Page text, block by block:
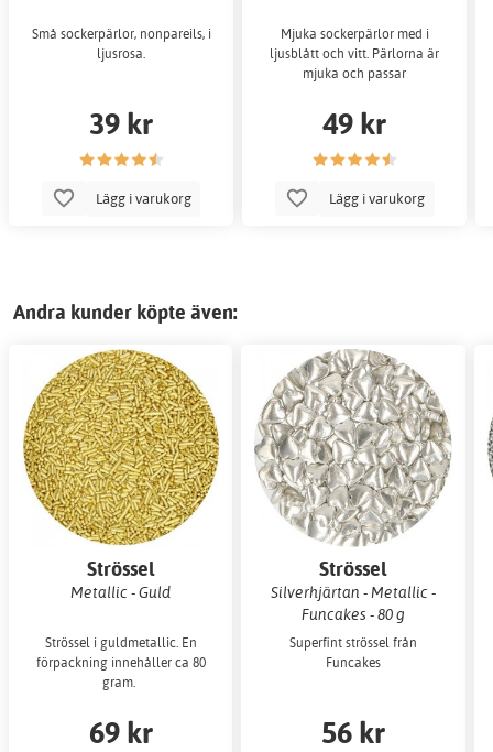
Små sockerpärlor, nonpareils, i
ljusrosa.
39 kr
Lägg i varukorg
Mjuka sockerpärlor med i
ljusblått och vitt. Pärlorna är
mjuka och passar
49 kr
Lägg i varukorg
Andra kunder köpte även:
Strössel
Metallic - Guld
Strössel i guldmetallic. En
förpackning innehåller ca 80
gram.
69 kr
Strössel
Silverhjärtan - Metallic -
Funcakes - 80 g
Superfint strössel från
Funcakes
56 kr